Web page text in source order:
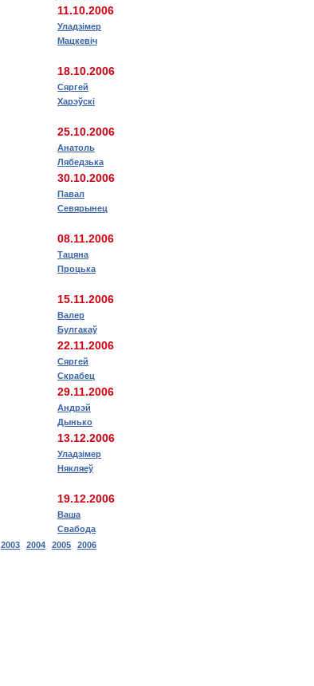
11.10.2006
Уладзімер
Мацкевіч
18.10.2006
Сяргей
Харэўскі
25.10.2006
Анатоль
Лябедзька
30.10.2006
Павал
Севярынец
08.11.2006
Тацяна
Процька
15.11.2006
Валер
Булгакаў
22.11.2006
Сяргей
Скрабец
29.11.2006
Андрэй
Дынько
13.12.2006
Уладзімер
Някляеў
19.12.2006
Ваша
Свабода
2003
2004 2005 2006